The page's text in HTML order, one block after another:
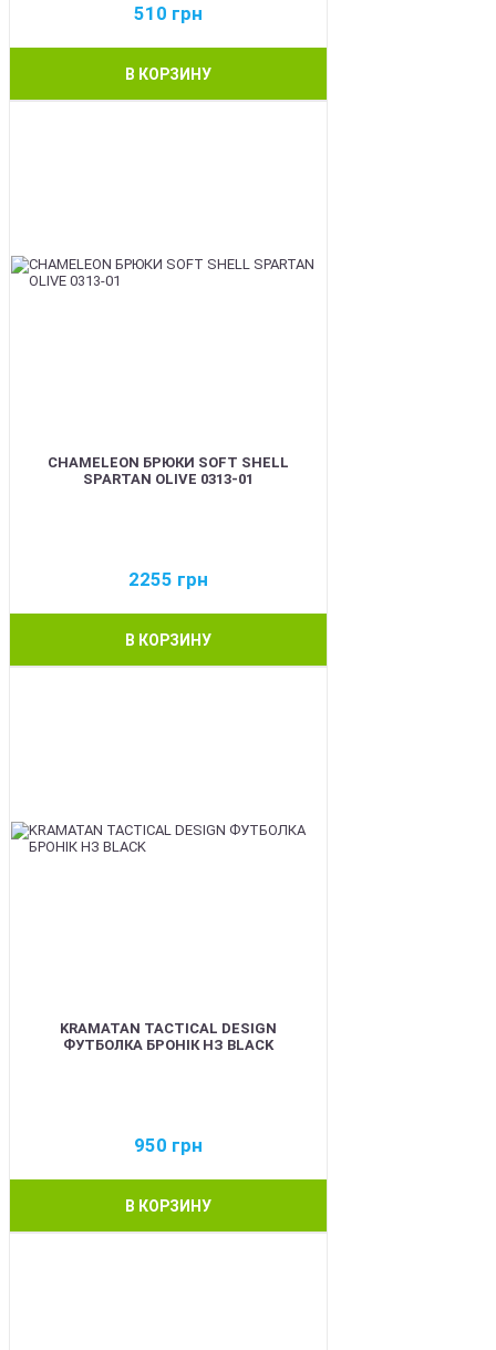
510 грн
В КОРЗИНУ
CHAMELEON БРЮКИ SOFT SHELL
SPARTAN OLIVE 0313-01
2255 грн
В КОРЗИНУ
KRAMATAN TACTICAL DESIGN
ФУТБОЛКА БРОНІК НЗ BLACK
950 грн
В КОРЗИНУ